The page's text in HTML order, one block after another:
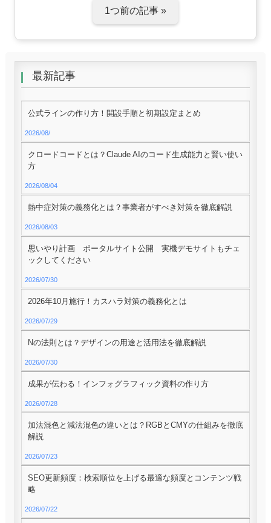
1つ前の記事 »
最新記事
公式ラインの作り方！開設手順と初期設定まとめ
2026/08/
クロードコードとは？Claude AIのコード生成能力と賢い使い
方
2026/08/04
熱中症対策の義務化とは？事業者がすべき対策を徹底解説
2026/08/03
思いやり計画 ポータルサイト公開 実機デモサイトもチェ
ックしてください
2026/07/30
2026年10月施行！カスハラ対策の義務化とは
2026/07/29
Nの法則とは？デザインの用途と活用法を徹底解説
2026/07/30
成果が伝わる！インフォグラフィック資料の作り方
2026/07/28
加法混色と減法混色の違いとは？RGBとCMYの仕組みを徹底
解説
2026/07/23
SEO更新頻度：検索順位を上げる最適な頻度とコンテンツ戦
略
2026/07/22